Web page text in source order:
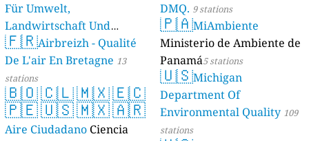
Für Umwelt,
Landwirtschaft Und
Geologie) 50 stations
🇫🇷Airbreizh - Qualité
De L'air En Bretagne 13
stations
🇧🇴🇨🇱🇲🇽🇪🇨
🇵🇪🇺🇸🇲🇽🇦🇷
Aire Ciudadano Ciencia
DMQ. 9 stations
🇵🇦MiAmbiente
Ministerio de Ambiente de
Panamá5 stations
🇺🇸Michigan
Department Of
Environmental Quality 109
stations